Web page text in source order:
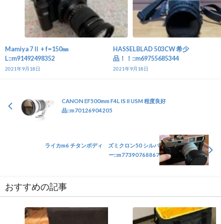
Mamiya 7Ⅱ + f=150㎜
L::m91492498352
2021年9月18日
HASSELBLAD 503CW 希少
品！！::m69755685344
2021年9月18日
CANON EF500mm F4L IS II USM 程度良好
品::m70126904205
ライカm6 チタンボディ ズミクロン50 シルバ
ー::m77390768867
おすすめの記事